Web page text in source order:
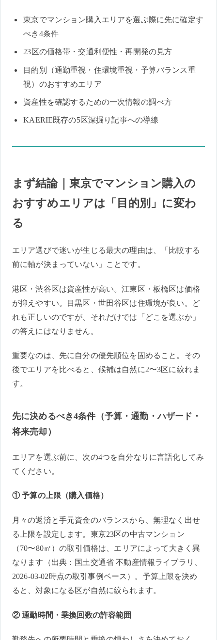
東京でマンション購入エリアを選ぶ際に先に確定す
べき4条件
23区の価格帯・交通利便性・再開発の見方
目的別（通勤重視・住環境重視・予算バランス重
視）のおすすめエリア
資産性を確認するための一次情報の調べ方
KAERIE既存の5区深掘り記事への導線
まず結論｜東京でマンション購入の
おすすめエリアは「目的別」に変わ
る
エリア選びで迷いが生じる最大の理由は、「比較する
前に軸が決まっていない」ことです。
港区・渋谷区は資産性が高い。江東区・板橋区は価格
が抑えやすい。目黒区・世田谷区は住環境が良い。ど
れも正しいのですが、それだけでは「どこを選ぶか」
の答えにはなりません。
重要なのは、先に自分の優先順位を固めること。その
後でエリアを比べると、候補は自然に2〜3区に絞れま
す。
先に決めるべき4条件（予算・通勤・ハザード・
将来売却）
エリアを選ぶ前に、次の4つを自分なりに言語化してみ
てください。
① 予算の上限（購入価格）
月々の返済と手元資金のバランスから、無理なく出せ
る上限を設定します。東京23区の中古マンション
（70〜80㎡）の取引価格は、エリアによって大きく異
なります（出典：国土交通省 不動産情報ライブラリ、
2026-03-02時点の取引事例ベース）。予算上限を決め
ると、対象になる区が自然に絞られます。
② 通勤時間・乗換回数の許容範囲